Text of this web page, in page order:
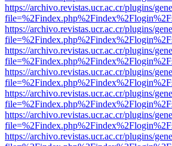
https://archivo.revistas.ucr.ac.cr/plugins/
https://archivo.revistas.ucr.ac.cr/plugins/
https://archivo.revistas.ucr.ac.cr/plugins/
https://archivo.revistas.ucr.ac.cr/plugins/
https://archivo.revistas.ucr.ac.cr/plugins/
https://archivo.revistas.ucr.ac.cr/plugins/
https://archivo.revistas.ucr.ac.cr/plugins/